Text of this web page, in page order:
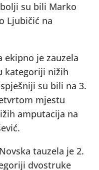
su bili Marko
Ljubičić na
ekipno je zauzela
kategoriji nižih
su bili na 3.
mjestu
amputacija na
tauzela je 2.
dvostruke